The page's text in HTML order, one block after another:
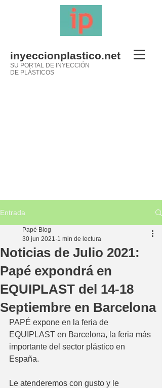
inyeccionplastico.net
SU PORTAL DE INYECCIÓN
DE PLÁSTICOS
Entrada
Noticias de Julio 2021:
Papé expondrá en
EQUIPLAST del 14-18
Septiembre en Barcelona
Papé Blog
30 jun 2021 1 min de lectura
PAPÉ expone en la feria de
EQUIPLAST en Barcelona, la feria más
importante del sector plástico en
España.
Le atenderemos con gusto y le